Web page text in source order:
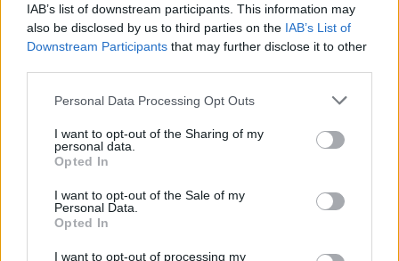
IAB’s list of downstream participants. This information may
also be disclosed by us to third parties on the IAB’s List of
Downstream Participants that may further disclose it to other
Please note that this website/app uses one or more Google
not limited to your visit or usage behaviour. You may click to
grant or deny consent to Google and its third-party tags to
use your data for below specified purposes in below Google
consent section.
Personal Data Processing Opt Outs
I want to opt-out of the Sharing of my
personal data.
Opted In
I want to opt-out of the Sale of my
Personal Data.
Opted In
I want to opt-out of processing my
βραχυπρόθεσμες επιπτώσεις στον εγκέφαλο.